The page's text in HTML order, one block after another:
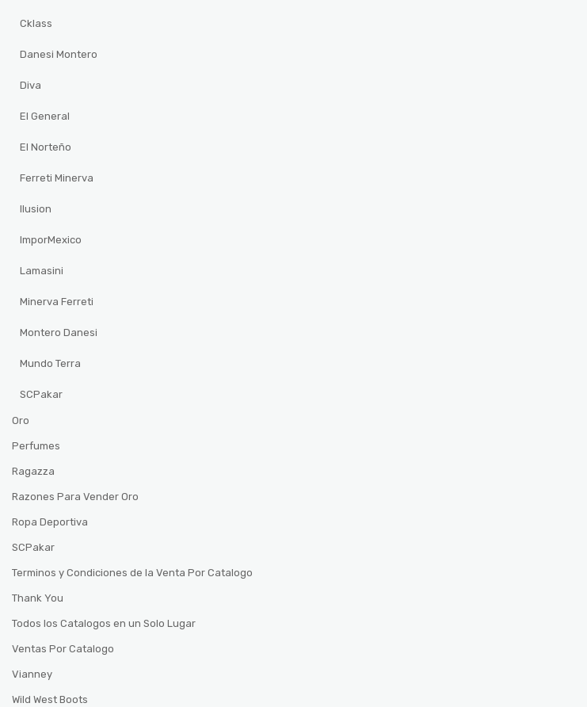
Cklass
Danesi Montero
Diva
El General
El Norteño
Ferreti Minerva
Ilusion
ImporMexico
Lamasini
Minerva Ferreti
Montero Danesi
Mundo Terra
SCPakar
Oro
Perfumes
Ragazza
Razones Para Vender Oro
Ropa Deportiva
SCPakar
Terminos y Condiciones de la Venta Por Catalogo
Thank You
Todos los Catalogos en un Solo Lugar
Ventas Por Catalogo
Vianney
Wild West Boots